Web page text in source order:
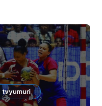
tvyumuri